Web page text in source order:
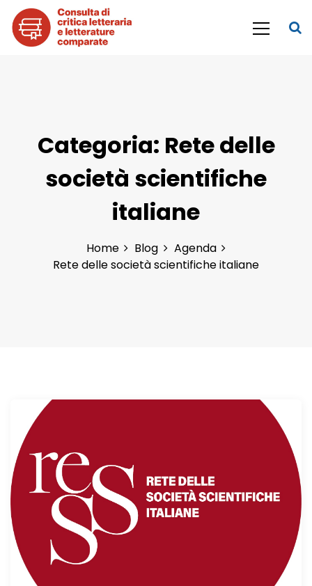
Categoria: Rete delle
società scientifiche
italiane
Home Blog
Agenda
Rete delle società scientifiche italiane